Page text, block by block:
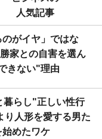
人気記事
のがイヤ」ではな
家との自害を選ん
きない"理由
暮らし"正しい性行
り人形を愛する男た
めたワケ